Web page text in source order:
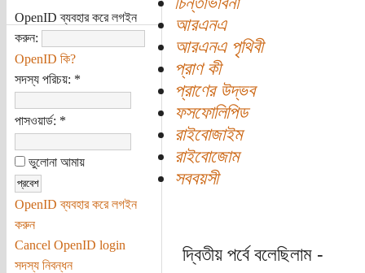
OpenID ব্যবহার করে লগইন
করুন:
OpenID কি?
সদস্য পরিচয়: *
পাসওয়ার্ড: *
ভুলোনা আমায়
OpenID ব্যবহার করে লগইন
করুন
Cancel OpenID login
সদস্য নিবন্ধন
আরএনএ
আরএনএ পৃথিবী
প্রাণ কী
প্রাণের উদ্ভব
ফসফোলিপিড
রাইবোজাইম
রাইবোজোম
সববয়সী
দ্বিতীয় পর্বে বলেছিলাম -